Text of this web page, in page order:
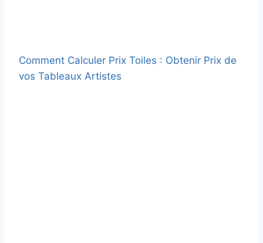
Comment Calculer Prix Toiles : Obtenir Prix de
vos Tableaux Artistes